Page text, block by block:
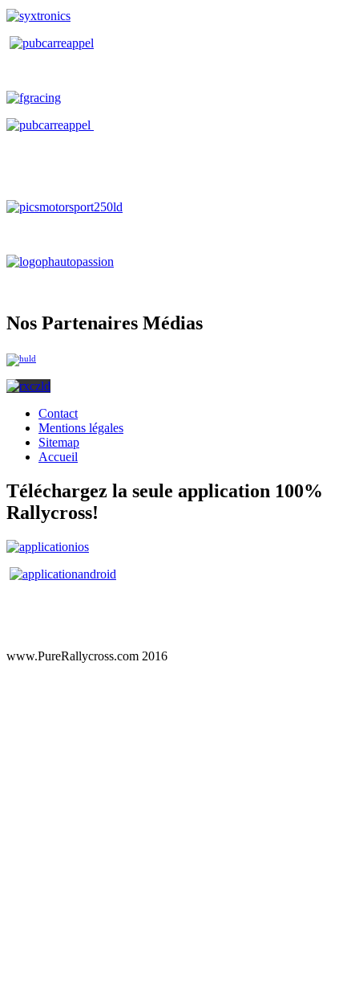
Nos Partenaires Médias
Contact
Mentions légales
Sitemap
Accueil
Téléchargez la seule application 100%
Rallycross!
www.PureRallycross.com 2016